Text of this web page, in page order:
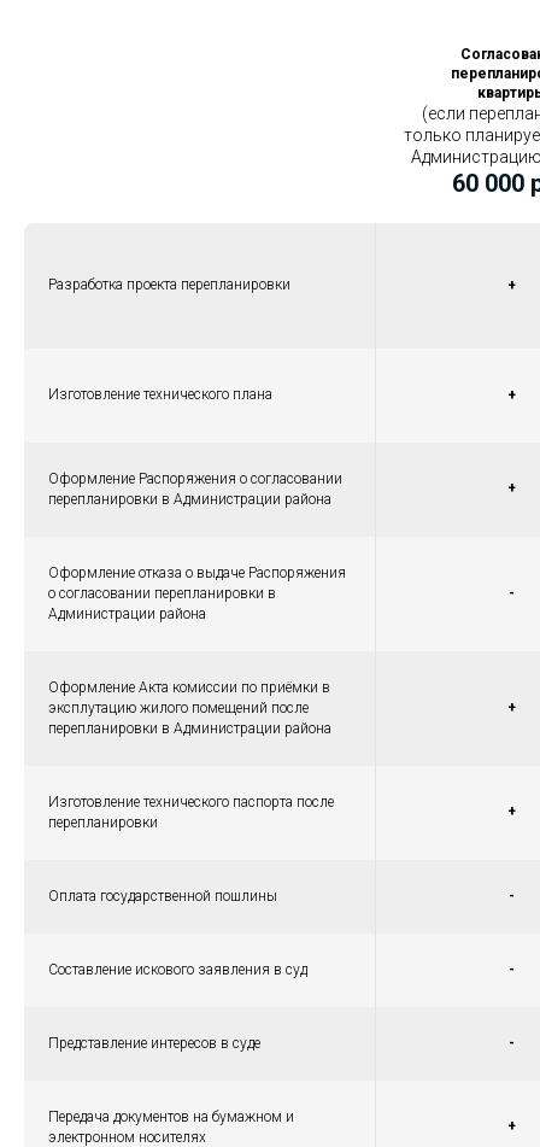
(если
только
60 000
Разработка проекта перепланировки +
Изготовление технического плана +
Оформление Распоряжения о согласовании
перепланировки в Администрации района
+
Оформление отказа о выдаче Распоряжения
о согласовании перепланировки в
Администрации района
-
Оформление Акта комиссии по приёмки в
эксплутацию жилого помещений после
перепланировки в Администрации района
+
Изготовление технического паспорта после
перепланировки
+
Оплата государственной пошлины -
Составление искового заявления в суд -
Представление интересов в суде -
Передача документов на бумажном и
электронном носителях
+